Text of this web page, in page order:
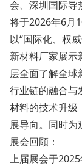
会、深圳国际导
将于2026年6月
以“国际化、权
新材料厂家展示
层全面了解全球
行业链的融合与
材料的技术升级
展导向。同时为
展会回顾：
上届展会于